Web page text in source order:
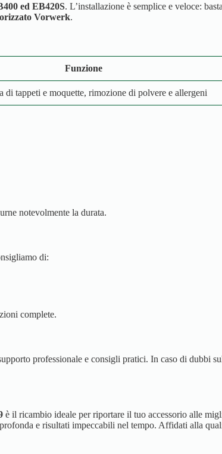
ed EB420S. L’installazione è semplice e veloce:
Vorwerk.
Funzione
di tappeti e moquette, rimozione di polvere e allergeni
notevolmente la durata.
di:
complete.
professionale e consigli pratici. In caso di dubbi
è il ricambio ideale per riportare il tuo accessorio alle
e risultati impeccabili nel tempo. Affidati alla